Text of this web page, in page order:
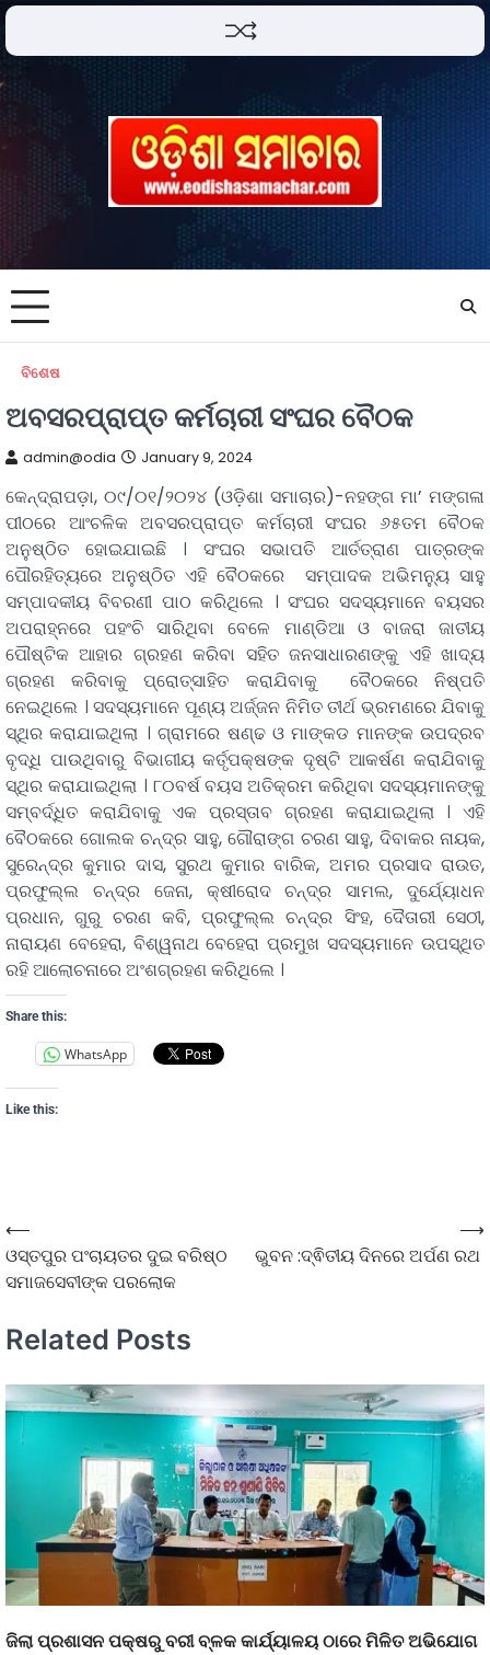
ବିଶେଷ
ଅବସରପ୍ରାପ୍ତ କର୍ମଚାରୀ ସଂଘର ବୈଠକ
admin@odia January 9, 2024
କେନ୍ଦ୍ରାପଡ଼ା, ୦୯/୦୧/୨୦୨୪ (ଓଡ଼ିଶା ସମାଚାର)-ନହଙ୍ଗ ମା’ ମଙ୍ଗଳା
ପୀଠରେ ଆଂଚଳିକ ଅବସରପ୍ରାପ୍ତ କର୍ମଚାରୀ ସଂଘର ୬୫ତମ ବୈଠକ
ଅନୁଷ୍ଠିତ ହୋଇଯାଇଛି । ସଂଘର ସଭାପତି ଆର୍ତତ୍ରାଣ ପାତ୍ରଙ୍କ
ପୌରହିତ୍ୟରେ ଅନୁଷ୍ଠିତ ଏହି ବୈଠକରେ ସମ୍ପାଦକ ଅଭିମନୁ୍ୟ ସାହୁ
ସମ୍ପାଦକୀୟ ବିବରଣୀ ପାଠ କରିଥିଲେ । ସଂଘର ସଦସ୍ୟମାନେ ବୟସର
ଅପରାହ୍ନରେ ପହଂଚି ସାରିଥିବା ବେଳେ ମାଣ୍ଡିଆ ଓ ବାଜରା ଜାତୀୟ
ପୌଷ୍ଟିକ ଆହାର ଗ୍ରହଣ କରିବା ସହିତ ଜନସାଧାରଣଙ୍କୁ ଏହି ଖାଦ୍ୟ
ଗ୍ରହଣ କରିବାକୁ ପ୍ରୋତ୍ସାହିତ କରାଯିବାକୁ ବୈଠକରେ ନିଷ୍ପତି
ନେଇଥିଲେ । ସଦସ୍ୟମାନେ ପୂଣ୍ୟ ଅର୍ଜ୍ଜନ ନିମିତ ତୀର୍ଥ ଭ୍ରମଣରେ ଯିବାକୁ
ସ୍ଥିର କରାଯାଇଥିଲା । ଗ୍ରାମରେ ଷଣ୍ଢ ଓ ମାଙ୍କଡ ମାନଙ୍କ ଉପଦ୍ରବ
ବୃଦ୍ଧି ପାଉଥିବାରୁ ବିଭାଗୀୟ କର୍ତୃପକ୍ଷଙ୍କ ଦୃଷ୍ଟି ଆକର୍ଷଣ କରାଯିବାକୁ
ସ୍ଥିର କରାଯାଇଥିଲା । ୮୦ବର୍ଷ ବୟସ ଅତିକ୍ରମ କରିଥିବା ସଦସ୍ୟମାନଙ୍କୁ
ସମ୍ବର୍ଦ୍ଧିତ କରାଯିବାକୁ ଏକ ପ୍ରସ୍ତାବ ଗ୍ରହଣ କରାଯାଇଥିଲା । ଏହି
ବୈଠକରେ ଗୋଲକ ଚନ୍ଦ୍ର ସାହୁ, ଗୌରାଙ୍ଗ ଚରଣ ସାହୁ, ଦିବାକର ନାୟକ,
ସୁରେନ୍ଦ୍ର କୁମାର ଦାସ, ସୁରଥ କୁମାର ବାରିକ, ଅମର ପ୍ରସାଦ ରାଉତ,
ପ୍ରଫୁଲ୍ଲ ଚନ୍ଦ୍ର ଜେନା, କ୍ଷୀରୋଦ ଚନ୍ଦ୍ର ସାମଲ, ଦୁର୍ଯେ୍ୟାଧନ
ପ୍ରଧାନ, ଗୁରୁ ଚରଣ କବି, ପ୍ରଫୁଲ୍ଲ ଚନ୍ଦ୍ର ସିଂହ, ଦୈତାରୀ ସେଠୀ,
ନାରାୟଣ ବେହେରା, ବିଶ୍ୱନାଥ ବେହେରା ପ୍ରମୁଖ ସଦସ୍ୟମାନେ ଉପସ୍ଥିତ
ରହି ଆଲୋଚନାରେ ଅଂଶଗ୍ରହଣ କରିଥିଲେ ।
Share this:
WhatsApp
Like this:
⟵
ଓସ୍ତପୁର ପଂଚାୟତର ଦୁଇ ବରିଷ୍ଠ
ସମାଜସେବୀଙ୍କ ପରଲୋକ
ଭୁବନ :ଦ୍ଵିତୀୟ ଦିନରେ ଅର୍ପଣ ରଥ
⟶
Related Posts
ଜିଲା ପ୍ରଶାସନ ପକ୍ଷରୁ ବରୀ ବ୍ଳକ କାର୍ଯ୍ୟାଳୟ ଠାରେ ମିଳିତ ଅଭିଯୋଗ